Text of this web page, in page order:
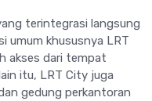
terintegrasi langsung
umum khususnya LRT
akses dari tempat
itu, LRT City juga
gedung perkantoran